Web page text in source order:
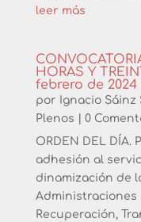
leer más
HORAS Y
febrero de 2024
por Ignacio
Plenos | 0
ORDEN DEL DÍA.
adhesión al
dinamización de
Administraciones
Recuperación,